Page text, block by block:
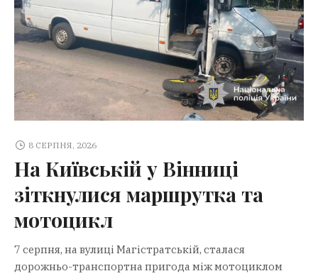
8 СЕРПНЯ, 2026
На Київській у Вінниці
зіткнулися маршрутка та
мотоцикл
7 серпня, на вулиці Магістратській, сталася
дорожньо-транспортна пригода між мотоциклом